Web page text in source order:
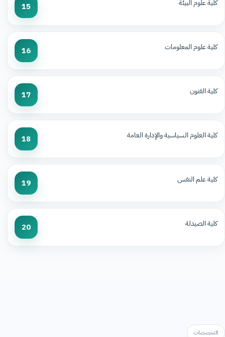
كلية علوم البيئة 15
كلية علوم المعلومات 16
كلية الفنون 17
كلية العلوم السياسية والإدارة العامة 18
كلية علم النفس 19
كلية الصيدلة 20
التخصصات